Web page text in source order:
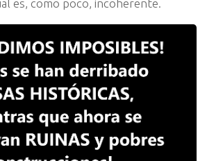
es, como poco, incoherente.